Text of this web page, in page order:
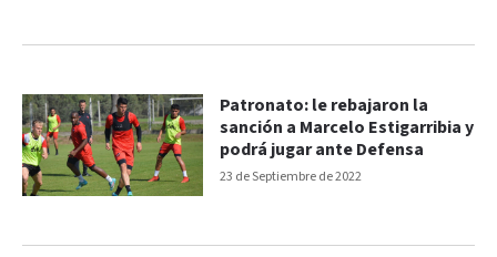
23 de Septiembre de 2022
Patronato: le rebajaron la
sanción a Marcelo Estigarribia y
podrá jugar ante Defensa